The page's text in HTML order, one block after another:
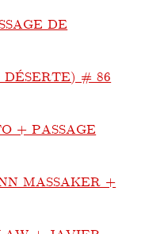
DE
# 86
+ PASSAGE
MASSAKER +